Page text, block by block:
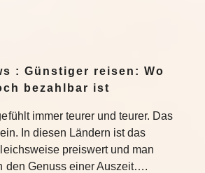
: Günstiger reisen: Wo
bezahlbar ist
immer teurer und teurer. Das
In diesen Ländern ist das
preiswert und man
den Genuss einer Auszeit….